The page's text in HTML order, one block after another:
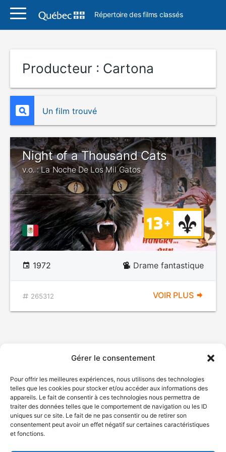
Gérer le consentement
Pour offrir les meilleures expériences, nous utilisons des technologies
telles que les cookies pour stocker et/ou accéder aux informations des
appareils. Le fait de consentir à ces technologies nous permettra de
traiter des données telles que le comportement de navigation ou les ID
uniques sur ce site. Le fait de ne pas consentir ou de retirer son
consentement peut avoir un effet négatif sur certaines caractéristiques
et fonctions.
Répertoire des films classés
Producteur : Cartona
Un film trouvé
Night of a Thousand Cats
v.o. : La Noche De Los Mil Gatos
1972 Drame fantastique
265312 VOIR PLUS